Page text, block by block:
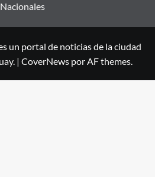
Nacionales
un portal de noticias de la ciudad
| CoverNewspor AF themes.